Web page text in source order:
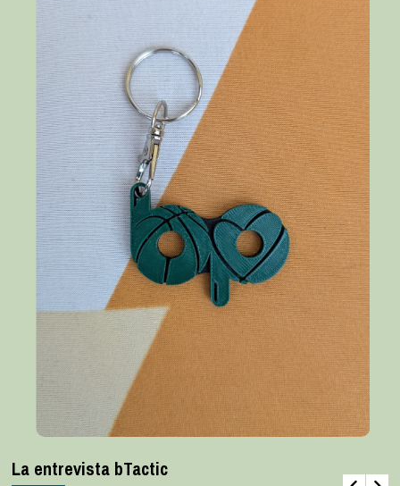
La entrevista bTactic